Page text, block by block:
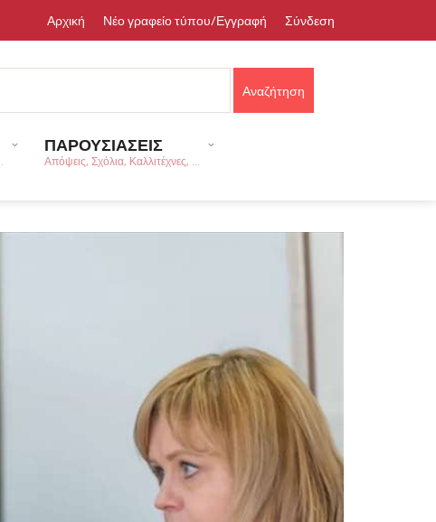
Αρχική Νέο γραφείο τύπου/Εγγραφή Σύνδεση
ΠΑΡΟΥΣΙΑΣΕΙΣ
Απόψεις, Σχόλια, Καλλιτέχνες, ...